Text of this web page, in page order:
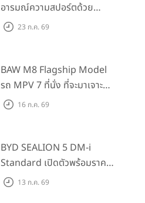
อารมณ์ความสปอร์ตด้วย
Honda S+ Shift ครั้งแรกใน
Traffic Monitor เพียงจอง
ภายใน 31 ก.ค. 2569 รับบัตร
น้ำมันมูลค่า 10,000 บาท
23 ก.ค. 69
BAW M8 Flagship Model
รถ MPV 7 ที่นั่ง ที่จะมาเจาะ
ตลาดครอบครัวและองค์กรยุค
แรก)
16 ก.ค. 69
BYD SEALION 5 DM-i
Standard เปิดตัวพร้อมราคา
คาดการณ์ 699,900 บาท รุ่น
13 ก.ค. 69